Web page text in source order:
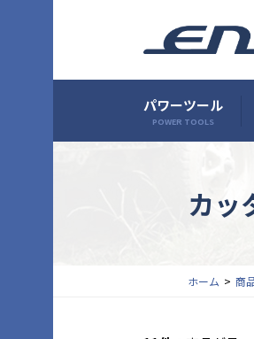
パワーツール
POWER TOOLS
カッ
ホーム 商